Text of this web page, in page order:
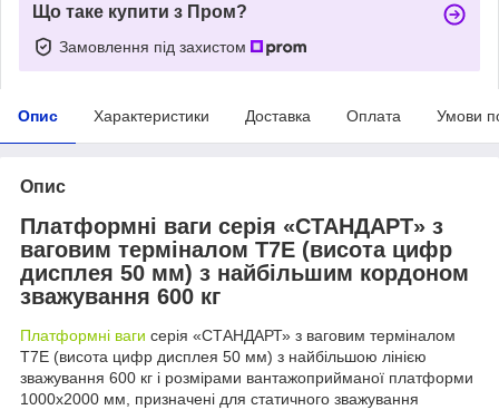
Що таке купити з Пром?
Замовлення під захистом
Опис Характеристики Доставка Оплата Умови
Опис
Платформні ваги серія «СТАНДАРТ» з
ваговим терміналом T7E (висота цифр
дисплея 50 мм) з найбільшим кордоном
зважування 600 кг
Платформні ваги серія «СТАНДАРТ» з ваговим терміналом
T7E (висота цифр дисплея 50 мм) з найбільшою лінією
зважування 600 кг і розмірами вантажоприйманої платформи
1000х2000 мм, призначені для статичного зважування